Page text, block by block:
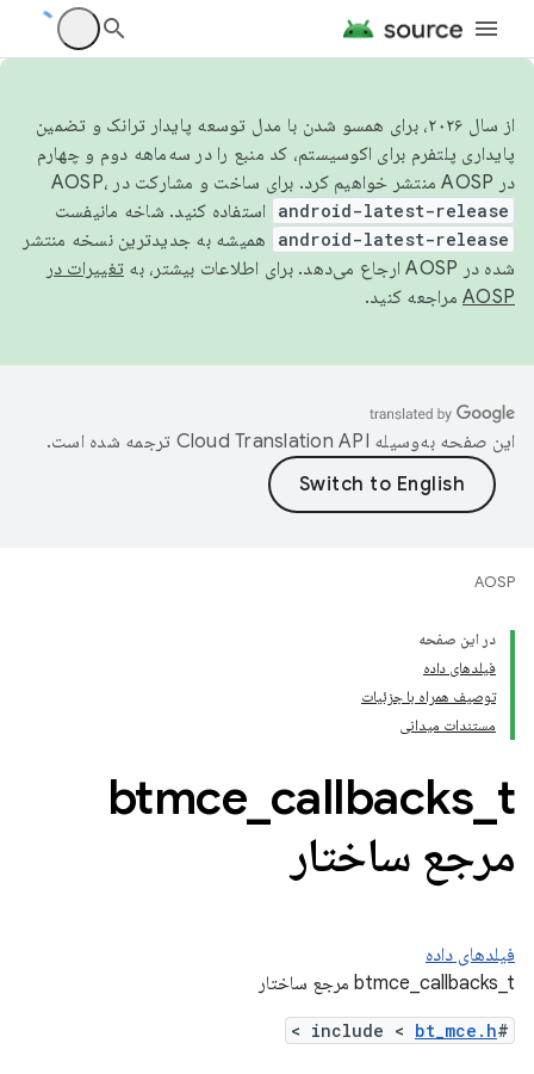
از سال ۲۰۲۶، برای همسو شدن با مدل توسعه پایدار ترانک و تضمین
پایداری پلتفرم برای اکوسیستم، کد منبع را در سه‌ماهه دوم و چهارم
در AOSP منتشر خواهیم کرد. برای ساخت و مشارکت در AOSP،
android-latest-release استفاده کنید. شاخه مانیفست
android-latest-release
همیشه به جدیدترین نسخه منتشر
شده در AOSP ارجاع می‌دهد. برای اطلاعات بیشتر، به
تغییرات در
AOSP مراجعه کنید.
این صفحه به‌وسیله ترجمه شده است.
AOSP
در این صفحه
فیلدهای داده
توصیف همراه با جزئیات
مستندات میدانی
btmce callbacks t
مرجع ساختار
فیلدهای داده
btmce_callbacks_t مرجع ساختار
#include <
bt_mce.h
>